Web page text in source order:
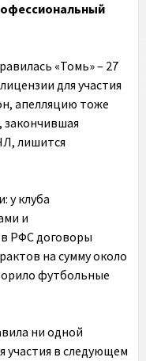
«Томь» – 27
для участия
апелляцию тоже
закончившая
лишится
у клуба
и
РФС договоры
на сумму около
футбольные
ни одной
участия в следующем